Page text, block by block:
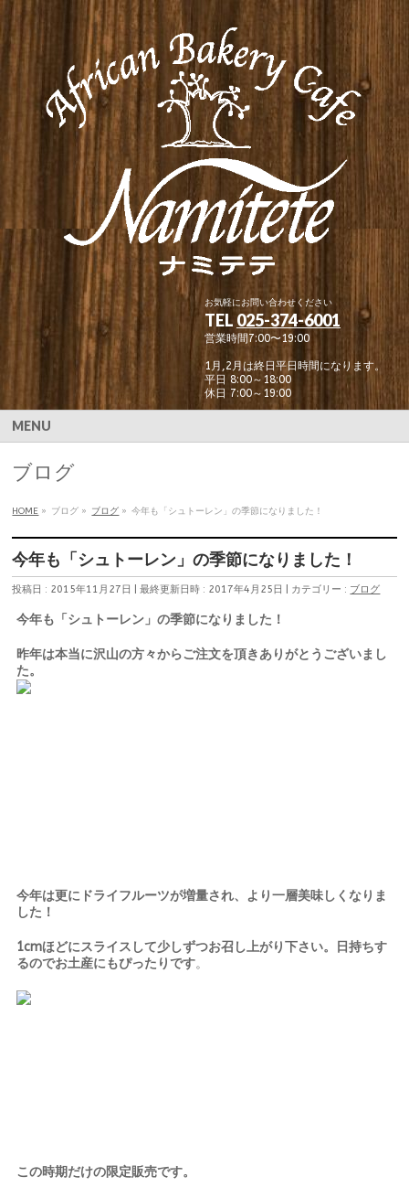
お気軽にお問い合わせください
TEL 025-374-6001
営業時間7:00〜19:00
1月,2月は終日平日時間になります。
平日 8:00～18:00
休日 7:00～19:00
MENU
ブログ
HOME » ブログ » ブログ » 今年も「シュトーレン」の季節になりました！
今年も「シュトーレン」の季節になりました！
投稿日 : 2015年11月27日 最終更新日時 : 2017年4月25日 カテゴリー : ブログ
今年も「シュトーレン」の季節になりました！
昨年は本当に沢山の方々からご注文を頂きありがとうございまし
た。
今年は更にドライフルーツが増量され、より一層美味しくなりま
した！
1cmほどにスライスして少しずつお召し上がり下さい。日持ちす
るのでお土産にもぴったりです。
この時期だけの限定販売です。